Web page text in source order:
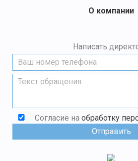
О компании
Написать
Согласие на обработку